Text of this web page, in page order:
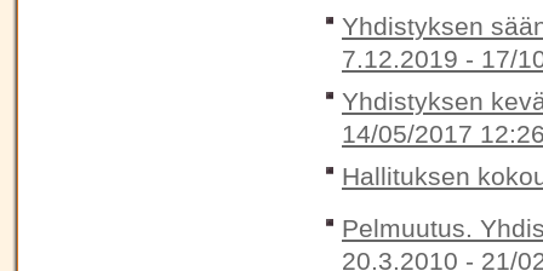
Yhdistyksen
7.12.2019 - 17/
Yhdistyksen
14/05/2017
Hallituksen
Pelmuutus.
20.3.2010 - 21/